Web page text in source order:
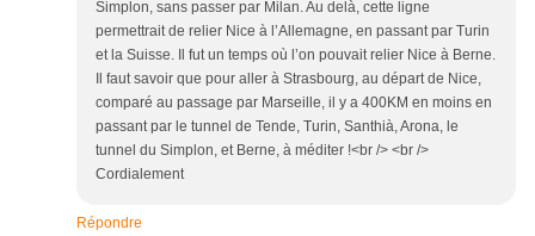
Simplon, sans passer par Milan. Au delà, cette ligne
permettrait de relier Nice à l’Allemagne, en passant par Turin
et la Suisse. Il fut un temps où l’on pouvait relier Nice à Berne.
Il faut savoir que pour aller à Strasbourg, au départ de Nice,
comparé au passage par Marseille, il y a 400KM en moins en
passant par le tunnel de Tende, Turin, Santhià, Arona, le
tunnel du Simplon, et Berne, à méditer !<br /> <br />
Cordialement
Répondre